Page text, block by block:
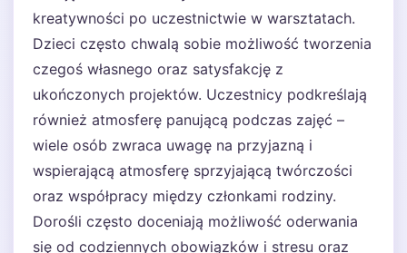
kreatywności po uczestnictwie w warsztatach.
Dzieci często chwalą sobie możliwość tworzenia
czegoś własnego oraz satysfakcję z
ukończonych projektów. Uczestnicy podkreślają
również atmosferę panującą podczas zajęć –
wiele osób zwraca uwagę na przyjazną i
wspierającą atmosferę sprzyjającą twórczości
oraz współpracy między członkami rodziny.
Dorośli często doceniają możliwość oderwania
się od codziennych obowiązków i stresu oraz